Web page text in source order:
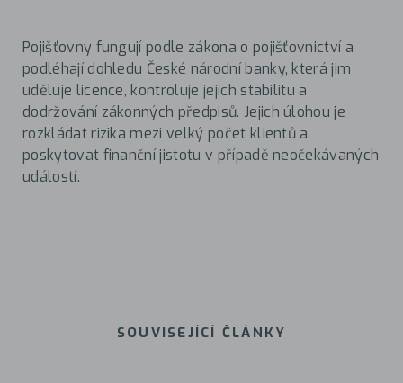
Pojišťovny fungují podle zákona o pojišťovnictví a
podléhají dohledu České národní banky, která jim
uděluje licence, kontroluje jejich stabilitu a
dodržování zákonných předpisů. Jejich úlohou je
rozkládat rizika mezi velký počet klientů a
poskytovat finanční jistotu v případě neočekávaných
událostí.
SOUVISEJÍCÍ ČLÁNKY